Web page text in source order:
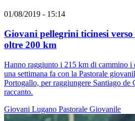
01/08/2019 - 15:14
Giovani pellegrini ticinesi
oltre 200 km
Hanno raggiunto i 215 km di cammino i
una settimana fa con la Pastorale
Portogallo, per raggiungere Santiago de
raccanto.
Giovani Lugano Pastorale Giovanile